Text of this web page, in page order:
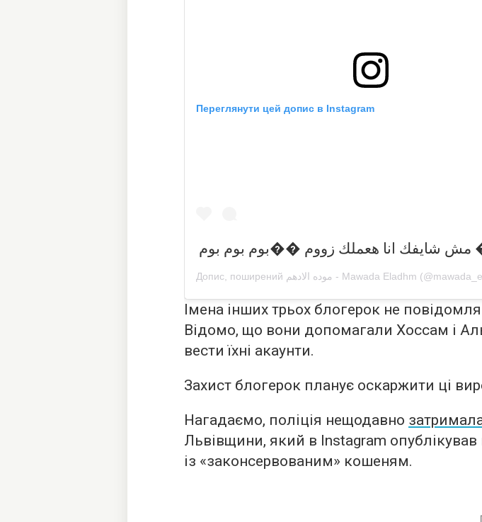
Переглянути цей допис в Instagram
Допис, поширений موده الادهم - Mawada Eladhm
Імена інших трьох блогерок не
Відомо, що вони допомагали Хоссам і
вести їхні акаунти.
Захист блогерок планує оскаржити ці
Нагадаємо, поліція нещодавно
Львівщини, який в Instagram опублікував
із «законсервованим» кошеням.